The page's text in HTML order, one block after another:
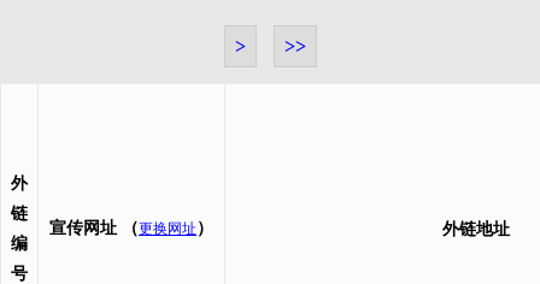
> >>
外
链
编
号
宣传网址 （更换网址 ） 外链地址